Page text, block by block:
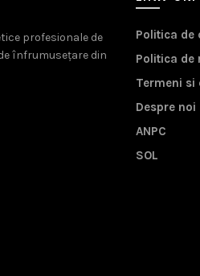
profesionale de
înfrumusețare din
Politica de
Politica de
Termeni si
Despre noi
ANPC
SOL